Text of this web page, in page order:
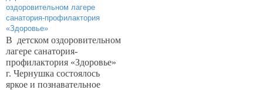
В детском оздоровительном
лагере санатория-
профилактория «Здоровье»
г. Чернушка состоялось
яркое и познавательное